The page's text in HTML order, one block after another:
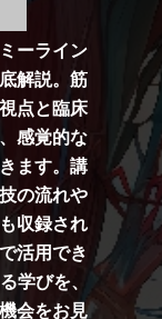
ーライン
解説。筋
点と臨床
感覚的な
ます。講
の流れや
収録され
活用でき
学びを、
会をお見